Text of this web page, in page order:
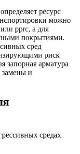
ресурс
можно
pprc, а для
покрытиями.
сред
риск
запорная арматура
замены и
средах